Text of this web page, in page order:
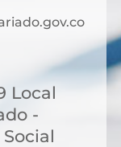
Local
-